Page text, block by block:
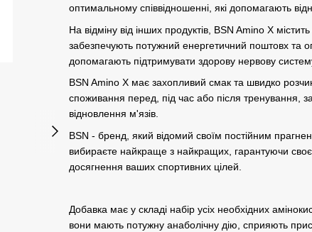
оптимальному співвідношенні, які допомагають
На відміну від інших продуктів, BSN Amino X
забезпечують потужний енергетичний поштовх та
допомагають підтримувати здорову нервову
BSN Amino X має захопливий смак та швидко
споживання перед, під час або після тренування,
відновлення м'язів.
BSN - бренд, який відомий своїм постійним
вибираєте найкраще з найкращих, гарантуючи
досягнення ваших спортивних цілей.
Добавка має у складі набір усіх необхідних
вони мають потужну анаболічну дію, сприяють